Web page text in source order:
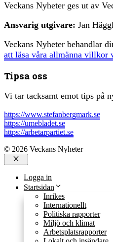
Veckans Nyheter ges ut av
Ansvarig utgivare: Jan
Veckans Nyheter behandlar
att läsa våra allmänna villkor
Tipsa oss
Vi tar tacksamt emot tips på
https://www.stefanbergmark.se
https://umebladet.se
https://arbetarpartiet.se
© 2026 Veckans Nyheter
Stäng
Logga in
Startsidan
Inrikes
Internationellt
Politiska rapporter
Miljö och klimat
Arbetsplatsrapporter